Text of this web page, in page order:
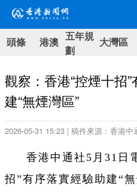
頭條 港澳 五年規
劃
大灣區
觀察：香港“控煙十
建“無煙灣區”
2026-05-31 15:23 | 稿件來源：香港中
香港中通社5月31日
招”有序落實經驗助建“